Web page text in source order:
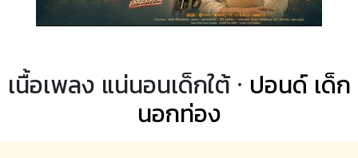
เนื้อเพลง แน่นอนเด็กใต้ · ปอนด์ เด็ก
นอกท่อง